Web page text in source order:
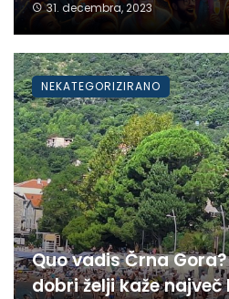
31. decembra, 2023
Quo vadis Črna
dobri želji kaže največ
NEKATEGORIZIRANO